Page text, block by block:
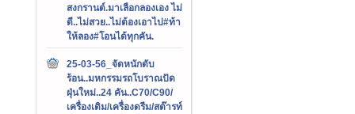
สงกรานต์.มาเลือกลองเอง ไม่
ดี..ไม่สวย..ไม่ต้องเอาไป#ท้า
ให้ลอง#โอนได้ทุกคัน.
25-03-56_จัดหนักดับ
ร้อน..มหกรรมรถโบราณปัด
ฝุ่นใหม่..24 คัน..C70/C90/
เครื่องเดิม/เครื่องดรีม/สต๊ารท์